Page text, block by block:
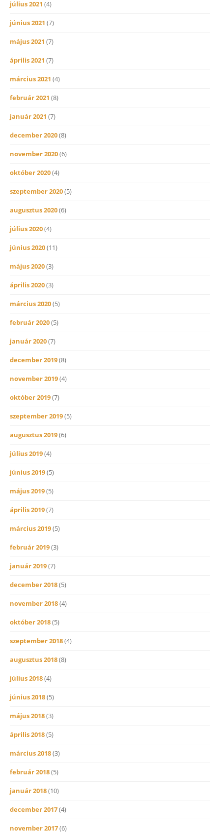
július 2021 (4)
június 2021 (7)
május 2021 (7)
április 2021 (7)
március 2021 (4)
február 2021 (8)
január 2021 (7)
december 2020(8)
november 2020(6)
október 2020(4)
szeptember 2020(5)
augusztus 2020(6)
július 2020(4)
június 2020(11)
május 2020(3)
április 2020(3)
március 2020(5)
február 2020(5)
január 2020(7)
december 2019(8)
november 2019(4)
október 2019(7)
szeptember 2019(5)
augusztus 2019(6)
július 2019(4)
június 2019(5)
május 2019(5)
április 2019(7)
március 2019(5)
február 2019(3)
január 2019(7)
december 2018(5)
november 2018(4)
október 2018(5)
szeptember 2018(4)
augusztus 2018(8)
július 2018(4)
június 2018(5)
május 2018(3)
április 2018(5)
március 2018(3)
február 2018(5)
január 2018(10)
december 2017(4)
november 2017(6)